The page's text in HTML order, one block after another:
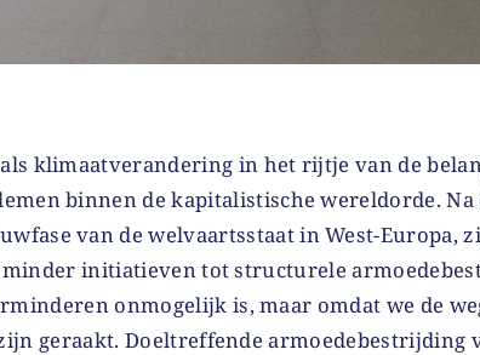
klimaatverandering in het rijtje van de
binnen de kapitalistische wereldorde. Na
van de welvaartsstaat in West-Europa,
minder initiatieven tot structurele
onmogelijk is, maar omdat we de
geraakt. Doeltreffende armoedebestrijding